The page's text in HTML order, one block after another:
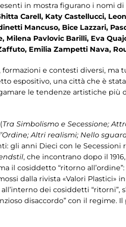
in mostra figurano i nomi di
Carell, Katy Castellucci,
Mancuso, Bice Lazzari,
Milena Pavlovic Barilli, Eva
Emilia Zampetti Nava,
e contesti diversi,
espositivo, una città che è
le tendenze artistiche
(Tra Simbolismo e Secessione;
Altri realismi; Nello
gli anni Dieci con le
, che incontrano dopo il
il cosiddetto “ritorno
dalla rivista «Valori Plastici»
dei cosiddetti “ritorni”,
disaccordo” con il